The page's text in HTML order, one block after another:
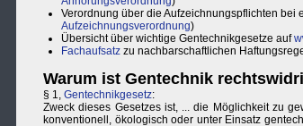
Verordnung über die Aufzeichnungspflichten bei
Aufzeichnungsverordnung)
Übersicht über wichtige Gentechnikgesetze auf
Fachaufsatz zu nachbarschaftlichen
Warum ist Gentechnik
§ 1, Gentechnikgesetz:
Zweck dieses Gesetzes ist, ... die Möglichkeit zu
konventionell, ökologisch oder unter Einsatz